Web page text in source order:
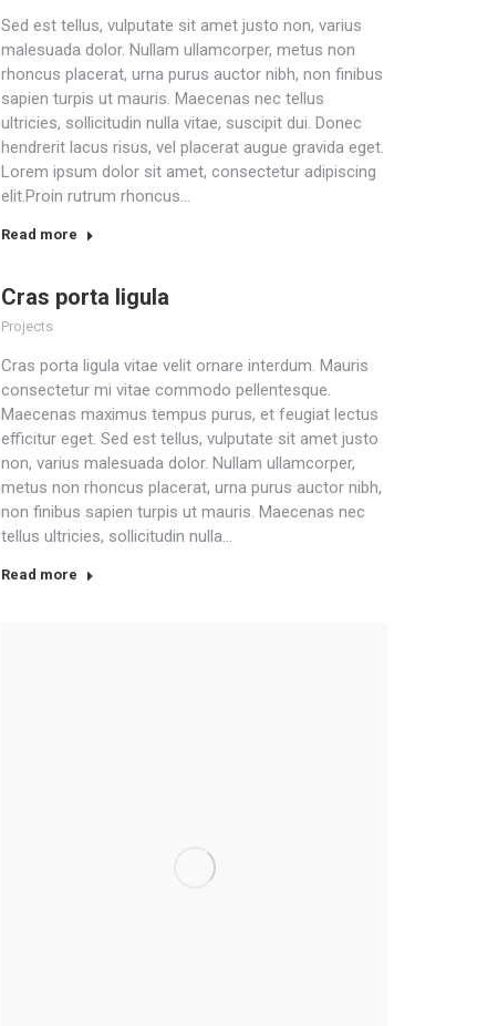
Sed est tellus, vulputate sit amet justo non, varius
malesuada dolor. Nullam ullamcorper, metus non
rhoncus placerat, urna purus auctor nibh, non finibus
sapien turpis ut mauris. Maecenas nec tellus
ultricies, sollicitudin nulla vitae, suscipit dui. Donec
hendrerit lacus risus, vel placerat augue gravida eget.
Lorem ipsum dolor sit amet, consectetur adipiscing
elit.Proin rutrum rhoncus…
Read more
Cras porta ligula
Projects
Cras porta ligula vitae velit ornare interdum. Mauris
consectetur mi vitae commodo pellentesque.
Maecenas maximus tempus purus, et feugiat lectus
efficitur eget. Sed est tellus, vulputate sit amet justo
non, varius malesuada dolor. Nullam ullamcorper,
metus non rhoncus placerat, urna purus auctor nibh,
non finibus sapien turpis ut mauris. Maecenas nec
tellus ultricies, sollicitudin nulla…
Read more